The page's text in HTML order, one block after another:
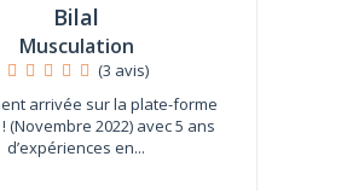
Bilal
Musculation
(3 avis)
arrivée sur la plate-forme
(Novembre 2022) avec 5 ans
d’expériences en...